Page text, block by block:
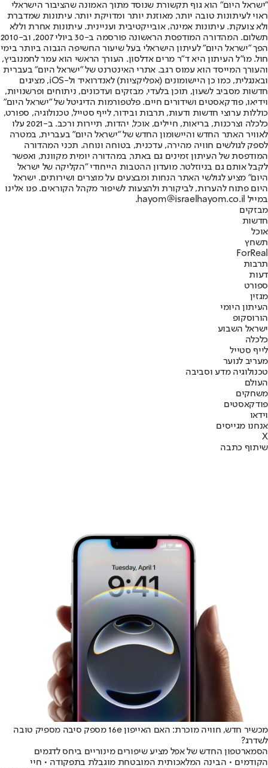
"ישראל היום" הוא גוף תקשורת שנוסד מתוך האמונה שהציבור הישראלי
ראוי לעיתונות טובה יותר, מאוזנת יותר ומדויקת יותר. עיתונות שמדברת
ולא צועקת. עיתונות אמינה, אובייקטיבית ועניינית. עיתונות אחרת וללא
תשלום. המהדורה המודפסת הראשונה פורסמה ב-30 ביולי 2007, וב-2010
הפך "ישראל היום" לעיתון הישראלי בעל שיעור החשיפה הגבוה ביותר בימי
חול. מו"ל העיתון היא ד"ר מרים אדלסון. העורך הראשי הוא עמר לחמנוביץ,
והעורך המייסד הוא עמוס רגב. אתרי האינטרנט של "ישראל היום" בעברית
ובאנגלית, כמו כן היישומונים (אפליקציות) לאנדרואיד ול-iOS, מציגים
חדשות מסביב לשעון, תוכן בלעדי, מבזקים ועדכונים, ניתוחים ופרשנויות,
וידיאו, פודקאסטים ושידורים חיים. פלטפורמות הדיגיטל של "ישראל היום"
כוללות ערוצי חדשות ודעות, תרבות ובידור, לייף סטייל, טכנולוגיה, ספורט,
כלכלה וצרכנות, בריאות, חיילים, אוכל, יהדות, תיירות ורכב. ב-2021 עלו
לאוויר האתר החדש והיישומון החדש של "ישראל היום" בעברית, במטרה
לספק לגולשים חוויה מהירה, עדכנית, בטוחה ונוחה. תכני המהדורה
המודפסת של העיתון זמינים גם באתר, במהדורה יומית מקוונת, ואפשר
לקבל אותם גם בניוזלטר. מועדון ההטבות הייחודי "הקליקה של ישראל
היום" מציע לגולשי האתר הנחות ומבצעים על מוצרים ושירותים. ישראל
היום פתוח להערות, לביקורת ולהצעות לשיפור מקהל הקוראים. פנו אלינו
במייל hayom@israelhayom.co.il.
מבזקים
חדשות
אוכל
תשחץ
ForReal
תרבות
דעות
ספורט
מגזין
העיתון היומי
הורוסקופ
ישראל השבוע
כלכלה
לייף סטייל
מעריב לנוער
טכנולוגיה מדע וסביבה
העולם
משחקים
פודקאסטים
וידאו
אנחנו מגייסים
X
שיתוף כתבה
מכשיר חדש, חוויה מוכרת: האם האייפון 16e מספק סיבה מספיק טובה
לשדרג?
הסמארטפון החדש של אפל מציע שיפורים מינוריים ביחס לדגמים
הקודמים • הבינה המלאכותית המובטחת מוגבלת בתפקודה • חיי